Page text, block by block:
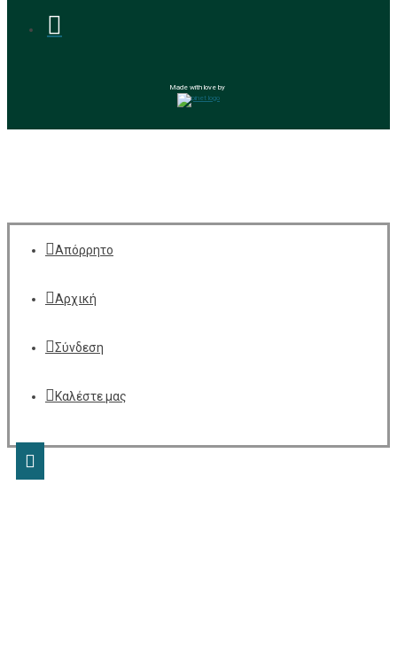
Made with love by
Απόρρητο
Αρχική
Σύνδεση
Καλέστε μας